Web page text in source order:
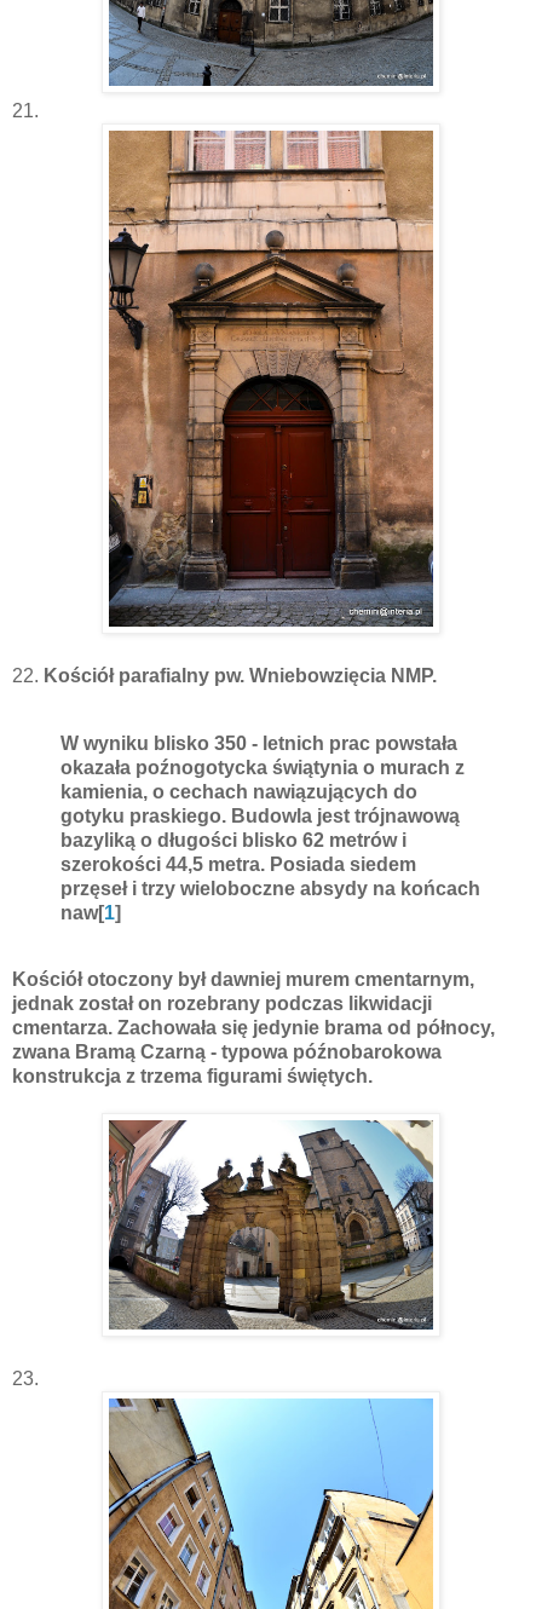
21.
22. Kościół parafialny pw. Wniebowzięcia NMP.
W wyniku blisko 350 - letnich prac powstała
okazała poźnogotycka świątynia o murach z
kamienia, o cechach nawiązujących do
gotyku praskiego. Budowla jest trójnawową
bazyliką o długości blisko 62 metrów i
szerokości 44,5 metra. Posiada siedem
przęseł i trzy wieloboczne absydy na końcach
naw[1]
Kościół otoczony był dawniej murem cmentarnym,
jednak został on rozebrany podczas likwidacji
cmentarza. Zachowała się jedynie brama od północy,
zwana Bramą Czarną - typowa późnobarokowa
konstrukcja z trzema figurami świętych.
23.